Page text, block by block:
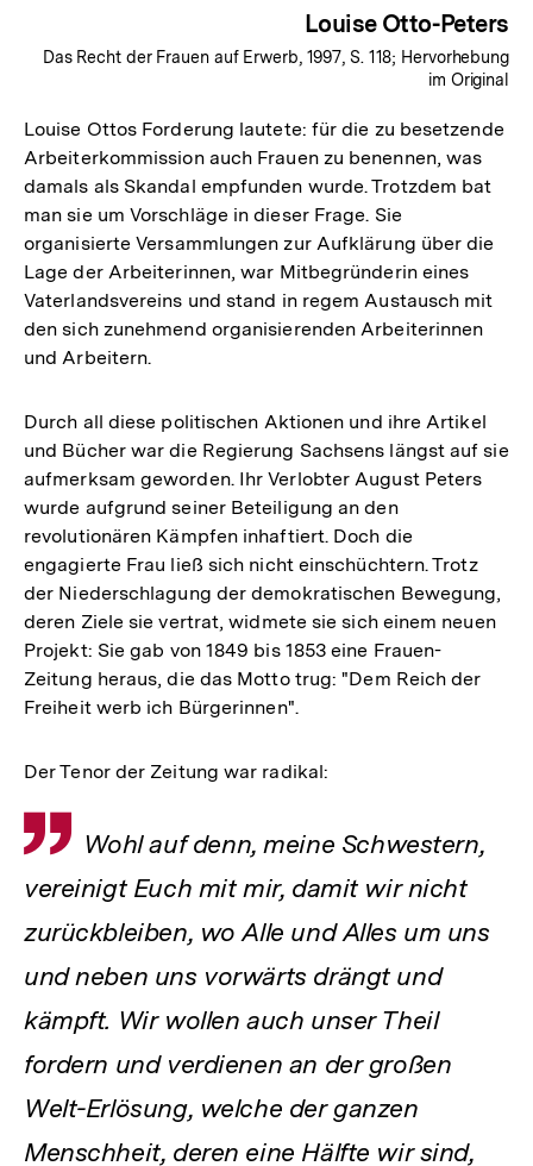
Louise Otto-Peters
Das Recht der Frauen auf Erwerb, 1997, S. 118; Hervorhebung
im Original
Louise Ottos Forderung lautete: für die zu besetzende
Arbeiterkommission auch Frauen zu benennen, was
damals als Skandal empfunden wurde. Trotzdem bat
man sie um Vorschläge in dieser Frage. Sie
organisierte Versammlungen zur Aufklärung über die
Lage der Arbeiterinnen, war Mitbegründerin eines
Vaterlandsvereins und stand in regem Austausch mit
den sich zunehmend organisierenden Arbeiterinnen
und Arbeitern.
Durch all diese politischen Aktionen und ihre Artikel
und Bücher war die Regierung Sachsens längst auf sie
aufmerksam geworden. Ihr Verlobter August Peters
wurde aufgrund seiner Beteiligung an den
revolutionären Kämpfen inhaftiert. Doch die
engagierte Frau ließ sich nicht einschüchtern. Trotz
der Niederschlagung der demokratischen Bewegung,
deren Ziele sie vertrat, widmete sie sich einem neuen
Projekt: Sie gab von 1849 bis 1853 eine Frauen-
Zeitung heraus, die das Motto trug: "Dem Reich der
Freiheit werb ich Bürgerinnen".
Der Tenor der Zeitung war radikal:
Zitat
Wohl auf denn, meine Schwestern,
vereinigt Euch mit mir, damit wir nicht
zurückbleiben, wo Alle und Alles um uns
und neben uns vorwärts drängt und
kämpft. Wir wollen auch unser Theil
fordern und verdienen an der großen
Welt-Erlösung, welche der ganzen
Menschheit, deren eine Hälfte wir sind,